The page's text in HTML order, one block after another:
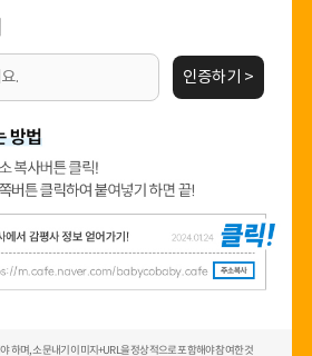
인증하기 >
하며, 소문내기 이미지+URL을 정상적으로 포함해야 참여한 것